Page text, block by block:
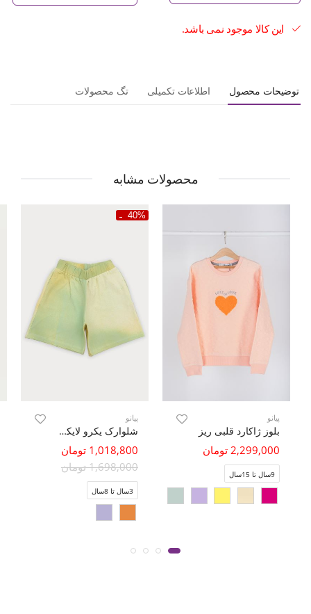
این کالا موجود نمی باشد.
توضیحات محصول اطلاعات تکمیلی تگ محصولات
محصولات مشابه
پیانو
بلوز ژاکارد قلبی ریز
2,299,000 تومان
9سال تا 15سال
40%
پیانو
شلوارک یکرو لایکرا ابر و بادی (ست با کد 10441)
1,018,800 تومان
1,698,000 تومان
3سال تا 8سال